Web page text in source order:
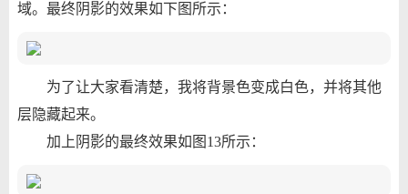
域。最终阴影的效果如下图所示：
为了让大家看清楚，我将背景色变成白色，并将其他
层隐藏起来。
加上阴影的最终效果如图13所示：